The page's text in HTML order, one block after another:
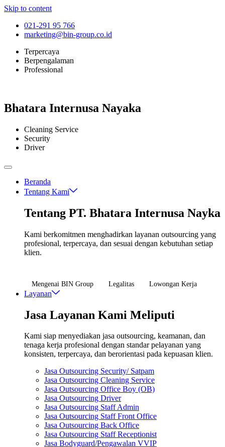
Skip to content
021-291 95 766
marketing@bin-group.co.id
Terpercaya
Berpengalaman
Professional
Bhatara Internusa Nayaka
Cleaning Service
Security
Driver
Beranda
Tentang Kami
Tentang PT. Bhatara Internusa Nayka
Kami berkomitmen menghadirkan layanan outsourcing yang
profesional, terpercaya, dan sesuai dengan kebutuhan setiap
klien.
Mengenai BIN Group Legalitas Lowongan Kerja
Layanan
Jasa Layanan Kami Meliputi
Kami siap menyediakan jasa outsourcing, keamanan, dan
tenaga kerja profesional dengan standar pelayanan yang
konsisten, terpercaya, dan berorientasi pada kepuasan klien.
Jasa Outsourcing Security/ Satpam
Jasa Outsourcing Cleaning Service
Jasa Outsourcing Office Boy (OB)
Jasa Outsourcing Driver
Jasa Outsourcing Staff Admin
Jasa Outsourcing Staff Front Office
Jasa Outsourcing Back Office
Jasa Outsourcing Staff Receptionist
Jasa Bodyguard/Pengawalan VVIP